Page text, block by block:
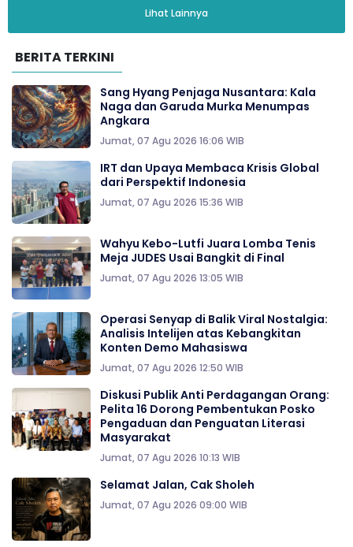
Lihat Lainnya
BERITA TERKINI
Sang Hyang Penjaga Nusantara: Kala
Naga dan Garuda Murka Menumpas
Angkara
Jumat, 07 Agu 2026 16:06 WIB
IRT dan Upaya Membaca Krisis Global
dari Perspektif Indonesia
Jumat, 07 Agu 2026 15:36 WIB
Wahyu Kebo-Lutfi Juara Lomba Tenis
Meja JUDES Usai Bangkit di Final
Jumat, 07 Agu 2026 13:05 WIB
Operasi Senyap di Balik Viral Nostalgia:
Analisis Intelijen atas Kebangkitan
Konten Demo Mahasiswa
Jumat, 07 Agu 2026 12:50 WIB
Diskusi Publik Anti Perdagangan Orang:
Pelita 16 Dorong Pembentukan Posko
Pengaduan dan Penguatan Literasi
Masyarakat
Jumat, 07 Agu 2026 10:13 WIB
Selamat Jalan, Cak Sholeh
Jumat, 07 Agu 2026 09:00 WIB